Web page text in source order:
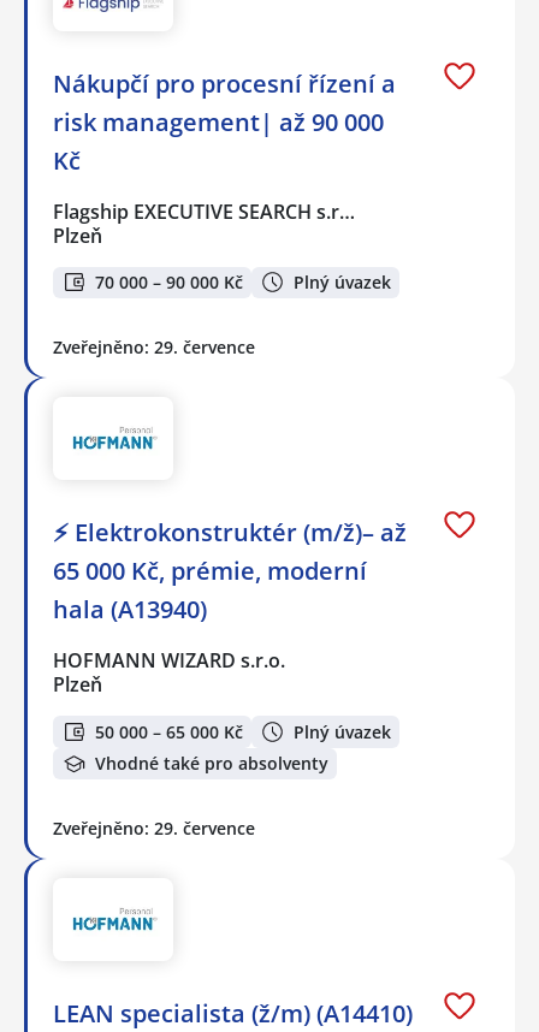
Nákupčí pro procesní řízení a
risk management| až 90 000
Kč
Flagship EXECUTIVE SEARCH s.r…
Plzeň
70 000 – 90 000 Kč Plný úvazek
Zveřejněno: 29. července
⚡ Elektrokonstruktér (m/ž)– až
65 000 Kč, prémie, moderní
hala (A13940)
HOFMANN WIZARD s.r.o.
Plzeň
50 000 – 65 000 Kč
Plný úvazek
Vhodné také pro absolventy
Zveřejněno: 29. července
LEAN specialista (ž/m) (A14410)